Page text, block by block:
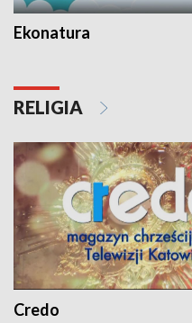
Ekonatura
RELIGIA
Credo